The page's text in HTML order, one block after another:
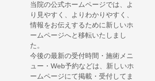
当院の公式ホームページでは、よ
り見やすく、よりわかりやすく、
情報をお伝えするために新しいホ
ームページへと移転いたしまし
た。
今後の最新の受付時間・施術メニ
ュー・Web予約などは、新しいホ
ームページにて掲載・受付してま